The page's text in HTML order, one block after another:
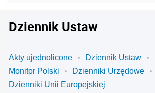
Dziennik Ustaw
Akty ujednolicone
Dziennik Ustaw
Monitor Polski
Dzienniki Urzędowe
Dzienniki Unii Europejskiej